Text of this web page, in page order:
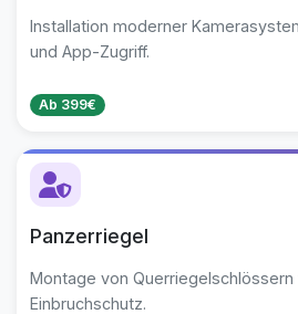
Installation moderner
und App-Zugriff.
Ab 399€
Panzerriegel
Montage von Querriegelschlössern
Einbruchschutz.